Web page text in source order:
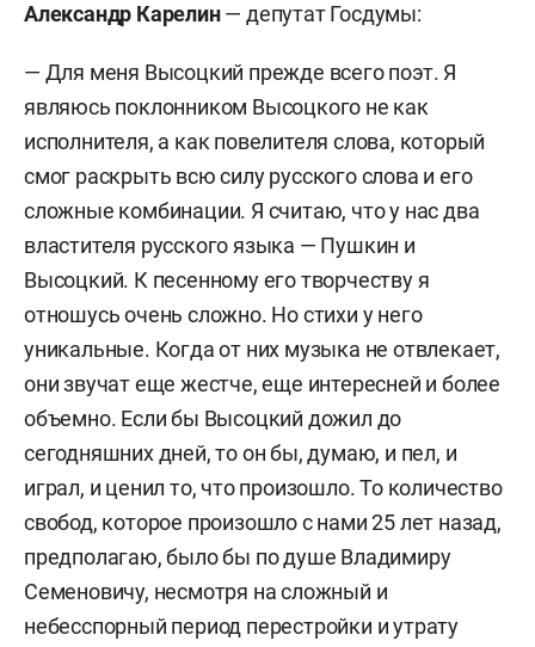
Александр Карелин— депутат Госдумы:
— Для меня Высоцкий прежде всего поэт. Я
являюсь поклонником Высоцкого не как
исполнителя, а как повелителя слова, который
смог раскрыть всю силу русского слова и его
сложные комбинации. Я считаю, что у нас два
властителя русского языка — Пушкин и
Высоцкий. К песенному его творчеству я
отношусь очень сложно. Но стихи у него
уникальные. Когда от них музыка не отвлекает,
они звучат еще жестче, еще интересней и более
объемно. Если бы Высоцкий дожил до
сегодняшних дней, то он бы, думаю, и пел, и
играл, и ценил то, что произошло. То количество
свобод, которое произошло с нами 25 лет назад,
предполагаю, было бы по душе Владимиру
Семеновичу, несмотря на сложный и
небесспорный период перестройки и утрату